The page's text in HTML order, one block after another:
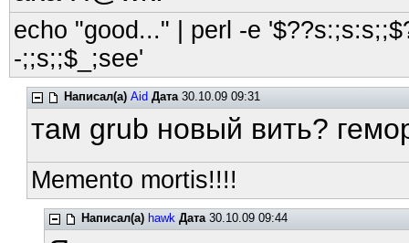
echo "good..." | perl -e
-;;s;;$_;see'
Написал(а) Aid Дата30.10.09 09:31
там grub новый вить?
Memento mortis!!!!
Написал(а) hawk Дата30.10.09 09:44